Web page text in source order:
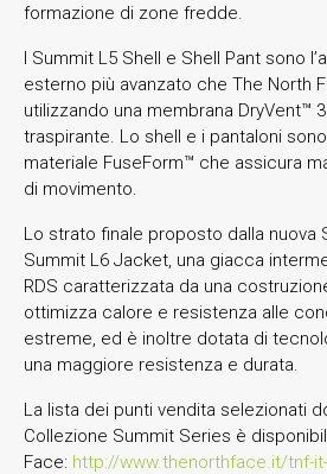
formazione di zone fredde.
I Summit L5 Shell e Shell Pant sono
esterno più avanzato che The North
utilizzando una membrana DryVent™
traspirante. Lo shell e i pantaloni
materiale FuseForm™ che assicura
di movimento.
Lo strato finale proposto dalla nuova
Summit L6 Jacket, una giacca
RDS caratterizzata da una
ottimizza calore e resistenza alle
estreme, ed è inoltre dotata di
una maggiore resistenza e durata.
La lista dei punti vendita selezionati
Collezione Summit Series è
Face: http://www.thenorthface.it/tnf-